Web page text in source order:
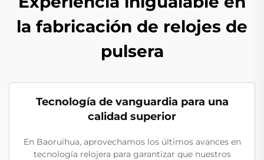
la fabricación de relojes de
pulsera
Tecnología de vanguardia para una
calidad superior
En Baoruihua, aprovechamos los últimos avances en
tecnología relojera para garantizar que nuestros